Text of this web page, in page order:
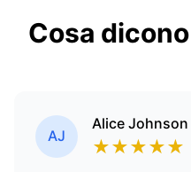
Cosa
AJ
Alice Johnson
★★★★★